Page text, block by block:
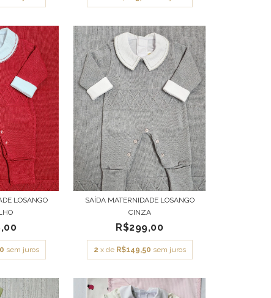
LOSANGO
sem juros
SAÍDA MATERNIDADE LOSANGO
CINZA
R$299,00
2 x de R$149,50 sem juros